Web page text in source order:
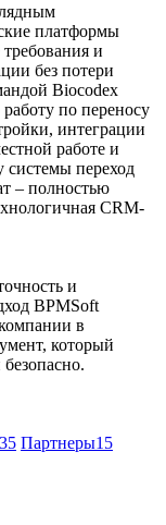
платформы
и
без потери
Biocodex
по переносу
интеграции
работе и
системы переход
– полностью
CRM-
и
BPMSoft
в
который
35 Партнеры15